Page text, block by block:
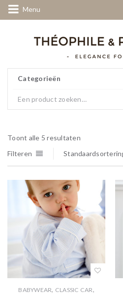
Menu
Categorieën
Toont alle 5 resultaten
Filteren
BABYWEAR, CLASSIC CAR,